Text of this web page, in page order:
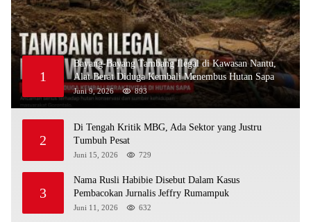
1
Bayang-Bayang Tambang Ilegal di Kawasan Nantu,
Alat Berat Diduga Kembali Menembus Hutan Sapa
Juni 9, 2026 893
2
Di Tengah Kritik MBG, Ada Sektor yang Justru
Tumbuh Pesat
Juni 15, 2026 729
3
Nama Rusli Habibie Disebut Dalam Kasus
Pembacokan Jurnalis Jeffry Rumampuk
Juni 11, 2026 632